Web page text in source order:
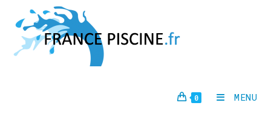
content
0 MENU